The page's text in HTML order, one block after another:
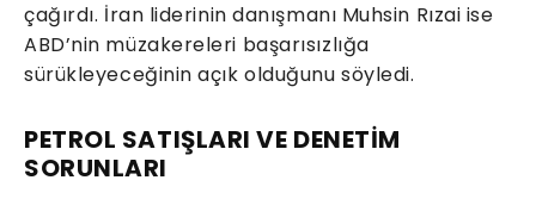
çağırdı. İran liderinin danışmanı Muhsin Rızai ise
ABD’nin müzakereleri başarısızlığa
sürükleyeceğinin açık olduğunu söyledi.
PETROL SATIŞLARI VE DENETİM
SORUNLARI